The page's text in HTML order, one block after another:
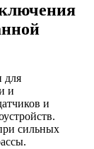
для
и
и
сильных